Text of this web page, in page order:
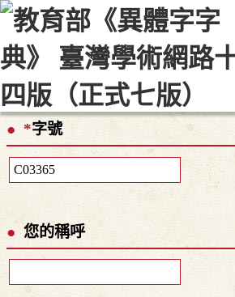
::: 最新消息 常見問題 編輯說明
顯示模式
網站導覽
*字號
您的稱呼